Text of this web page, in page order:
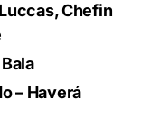
Chefin
– Haverá